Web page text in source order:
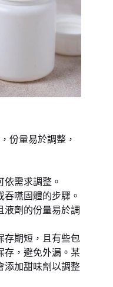
份量易於調整，
依需求調整。
吞嚥固體的步驟。
液劑的份量易於調
存期短，且有些包
存，避免外漏。某
添加甜味劑以調整